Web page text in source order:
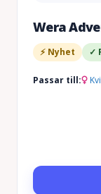
Wera
⚡ Nyhet ✓
Passar till: